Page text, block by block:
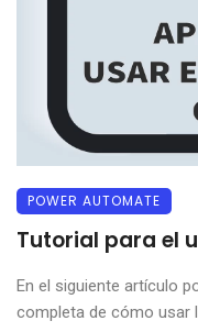
POWER AUTOMATE
Tutorial para el
En el siguiente artículo
completa de cómo usar